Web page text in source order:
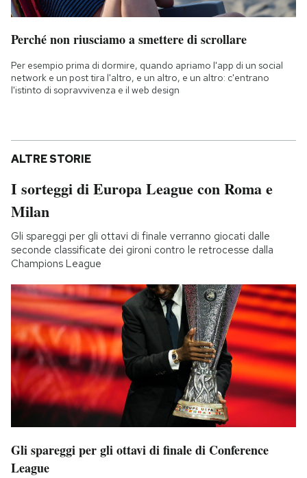
Perché non riusciamo a smettere di scrollare
Per esempio prima di dormire, quando apriamo l'app di un social
network e un post tira l'altro, e un altro, e un altro: c'entrano
l'istinto di sopravvivenza e il web design
ALTRE STORIE
I sorteggi di Europa League con Roma e
Milan
Gli spareggi per gli ottavi di finale verranno giocati dalle
seconde classificate dei gironi contro le retrocesse dalla
Champions League
Gli spareggi per gli ottavi di finale di Conference
League